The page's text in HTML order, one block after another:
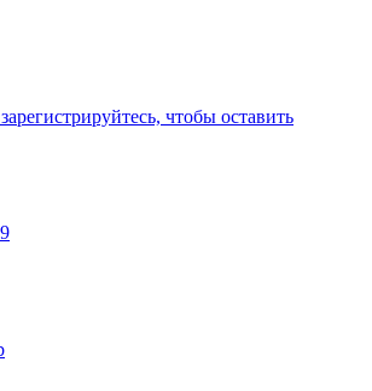
чтобы оставить